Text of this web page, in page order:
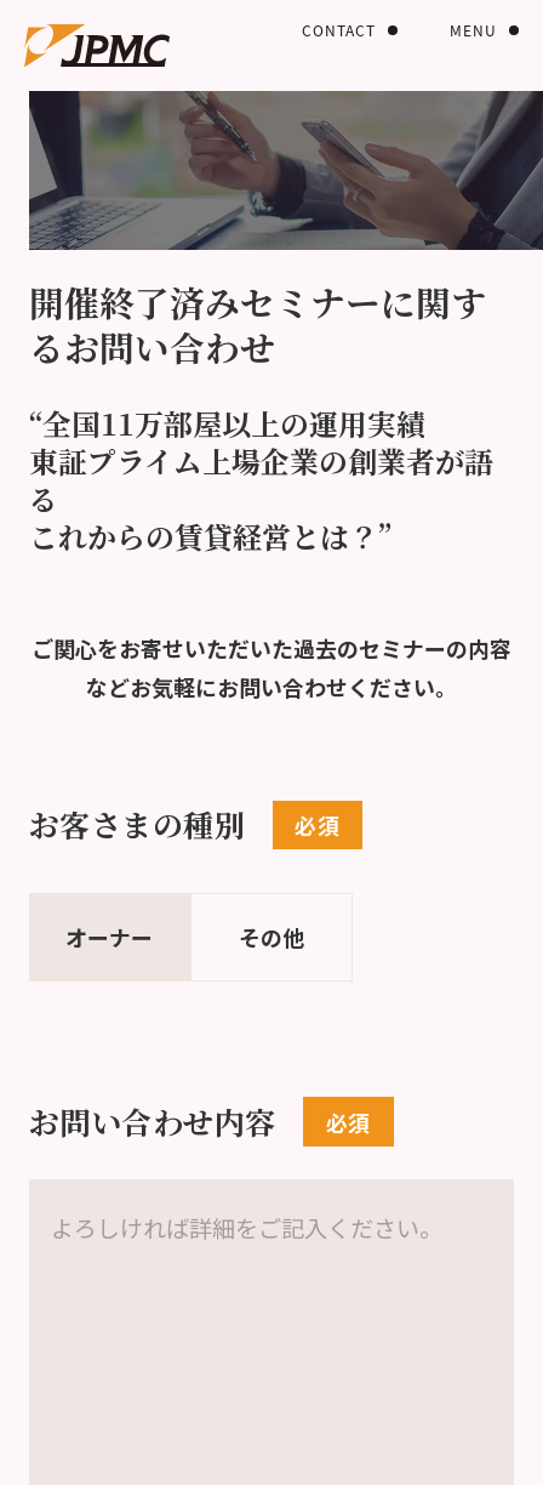
MENU
CONTACT
開催終了済みセミナーに関す
るお問い合わせ
“全国11万部屋以上の運用実績
東証プライム上場企業の創業者が語
る
これからの賃貸経営とは？”
ご関心をお寄せいただいた過去のセミナーの内容
などお気軽にお問い合わせください。
お客さまの種別
オーナー その他
お問い合わせ内容